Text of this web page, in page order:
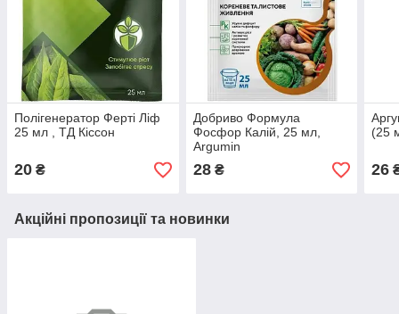
Полігенератор Ферті Ліф
25 мл , ТД Кіссон
20 ₴
Добриво Формула
Фосфор Калій, 25 мл,
Argumin
28₴
(25
26
Акційні пропозиції та новинки